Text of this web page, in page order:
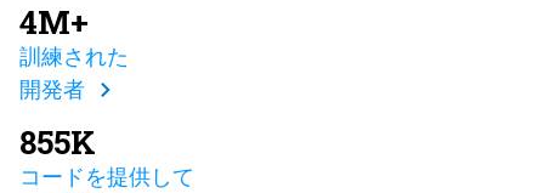
4M+
訓練された
開発者
855K
コードを提供して